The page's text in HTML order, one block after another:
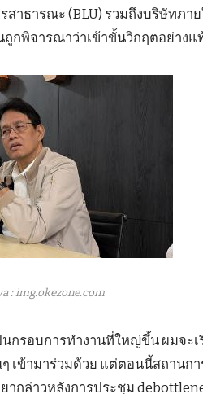
าธารณะ (BLU) รวมถึงบริษัทภาย
กพิจารณาว่าเข้าขั้นวิกฤตอย่างแ
: img.okezone.com
กรอบการทำงานที่ใหญ่ขึ้น ผมจะเ
เข้ามาร่วมด้วย แต่ตอนนี้สถานกา
กล่าวหลังการประชุม